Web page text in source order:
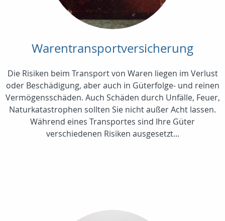
Warentransportversicherung
Die Risiken beim Transport von Waren liegen im Verlust
oder Beschädigung, aber auch in Güterfolge- und reinen
Vermögensschäden. Auch Schäden durch Unfälle, Feuer,
Naturkatastrophen sollten Sie nicht außer Acht lassen.
Während eines Transportes sind Ihre Güter
verschiedenen Risiken ausgesetzt...